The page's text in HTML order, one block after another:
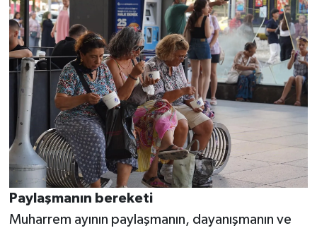
Paylaşmanın bereketi
Muharrem ayının paylaşmanın, dayanışmanın ve